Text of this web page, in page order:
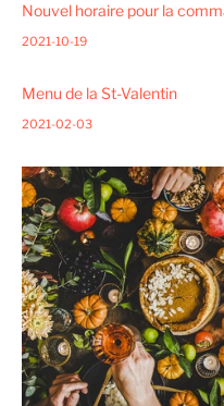
Nouvel horaire pour la
2021-10-19
Menu de la St-Valentin
2021-02-03